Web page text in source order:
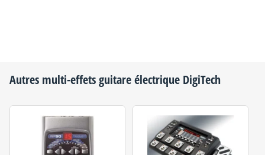
Autres multi-effets guitare électrique DigiTech